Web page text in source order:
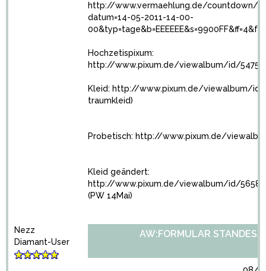
http://www.vermaehlung.de/countdown/
datum=14-05-2011-14-00-
Hochzetispixum:
http://www.pixum.de/viewalbum/id/
Kleid: http://www.pixum.de/viewalbum/id/
traumkleid)
Probetisch: http://www.pixum.de/
Kleid geändert:
http://www.pixum.de/viewalbum/id/
(PW 14Mai)
Nezz
Diamant-User
AW:FORMULAR